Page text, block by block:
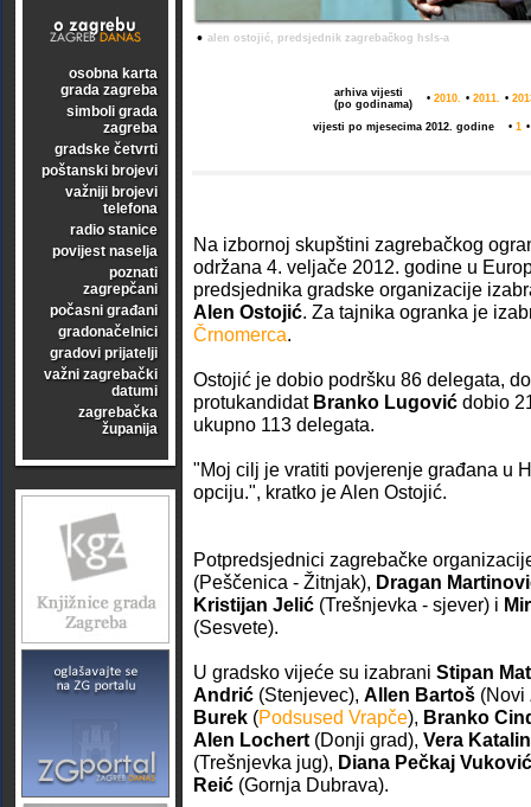
osobna karta
grada zagreba
simboli grada
zagreba
gradske četvrti
poštanski brojevi
važniji brojevi
telefona
radio stanice
povijest naselja
poznati
zagrepčani
počasni građani
gradonačelnici
gradovi prijatelji
važni zagrebački
datumi
zagrebačka
županija
• alen ostojić, predsjednik zagrebačkog hsls-a
arhiva vijesti
(po godinama)
• 2010. • 2011. •
vijesti po mjesecima 2012. godine • 1
Na izbornoj skupštini zagrebačkog
održana 4. veljače 2012. godine u
predsjednika gradske organizacije
Alen Ostojić. Za tajnika ogranka je
Črnomerca.
Ostojić je dobio podršku 86 delegata,
protukandidat Branko Lugović dobio
ukupno 113 delegata.
"Moj cilj je vratiti povjerenje građana u
opciju.", kratko je Alen Ostojić.
Potpredsjednici zagrebačke
(Peščenica - Žitnjak), Dragan
Kristijan Jelić (Trešnjevka - sjever) i
(Sesvete).
U gradsko vijeće su izabrani Stipan
Andrić (Stenjevec), Allen Bartoš (Novi
Burek (Podsused Vrapče), Branko
Alen Lochert (Donji grad), Vera
(Trešnjevka jug), Diana Pečkaj Vuković
Reić (Gornja Dubrava).